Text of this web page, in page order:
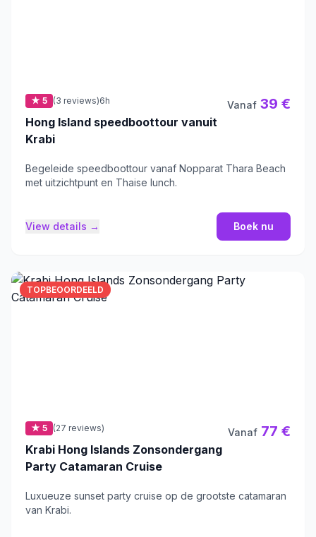
★ 5 (3 reviews)6h
Hong Island speedboottour vanuit
Krabi
Vanaf 39 €
Begeleide speedboottour vanaf Nopparat Thara Beach
met uitzichtpunt en Thaise lunch.
View details → Boek nu
TOPBEOORDEELD
★ 5 (27 reviews)
Krabi Hong Islands Zonsondergang
Party Catamaran Cruise
Vanaf 77 €
Luxueuze sunset party cruise op de grootste catamaran
van Krabi.